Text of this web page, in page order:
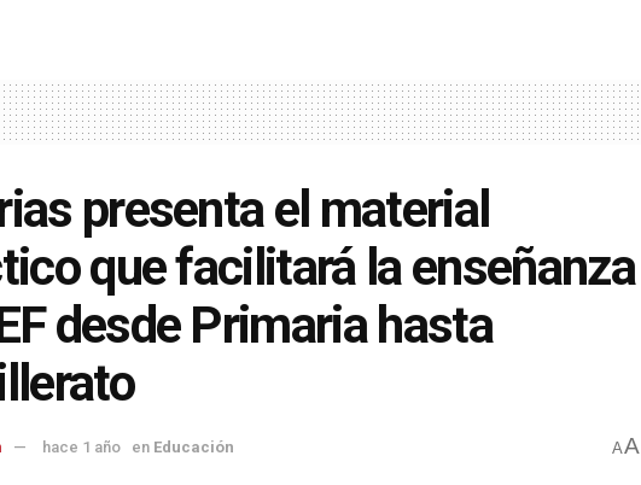
presenta el material
que facilitará la enseñanza
desde Primaria hasta
hace 1 año en Educación AA